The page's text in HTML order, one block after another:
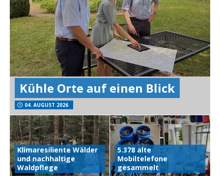
Kühle Orte auf einen Blick
04. AUGUST 2026
Klimaresiliente Wälder
und nachhaltige
Waldpflege
5.378 alte
Mobiltelefone
gesammelt